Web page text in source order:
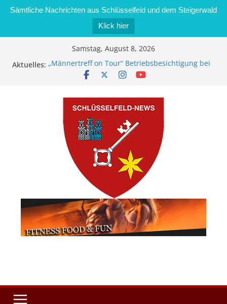
Sämtliche Nachrichten aus Schlüsselfeld und dem Steigerwald
Klick hier
Samstag, August 8, 2026
Aktuelles: „Männertreff on Tour“ Betriebsbesichtigung bei
der Schreinerei Zimmermann GmbH
Brand in Sägewerk in Bernroth schnell unter
Kontrolle
Stadt Schlüsselfeld bietet Online-Anmeldung für
Kindergartenplätze an
Dieseldiebstahl im Wert von 600 Euro